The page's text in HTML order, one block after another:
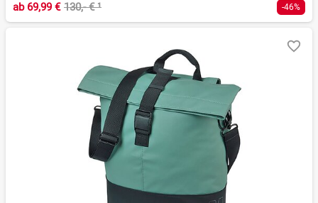
ab69,99 € 130,- €¹ -46%